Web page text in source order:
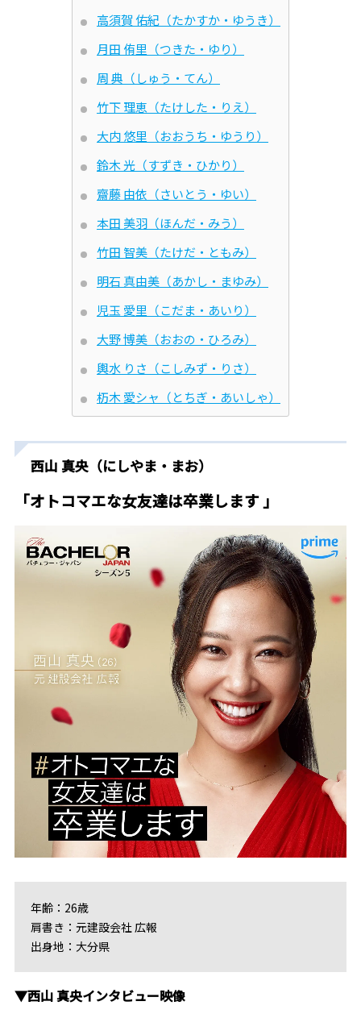
高須賀 佑紀（たかすか・ゆうき）
月田 侑里（つきた・ゆり）
周 典（しゅう・てん）
竹下 理恵（たけした・りえ）
大内 悠里（おおうち・ゆうり）
鈴木 光（すずき・ひかり）
齋藤 由依（さいとう・ゆい）
本田 美羽（ほんだ・みう）
竹田 智美（たけだ・ともみ）
明石 真由美（あかし・まゆみ）
児玉 愛里（こだま・あいり）
大野 博美（おおの・ひろみ）
輿水 りさ（こしみず・りさ）
杤木 愛シャ（とちぎ・あいしゃ）
西山 真央（にしやま・まお）
「オトコマエな女友達は卒業します 」
年齢：26歳
肩書き：元建設会社 広報
出身地：大分県
▼西山 真央インタビュー映像